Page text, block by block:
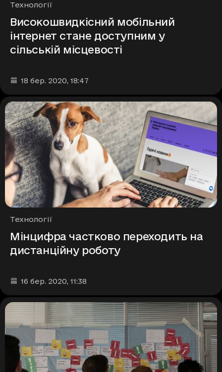
Рубрики
Технології
Високошвидкісний мобільний
інтернет стане доступним у
сільській місцевості
Дата та час публікації
18 бер. 2020, 18:47
Рубрики
Технології
Мінцифра частково переходить на
дистанційну роботу
Дата та час публікації
16 бер. 2020, 11:38